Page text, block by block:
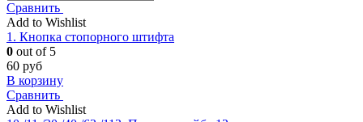
Сравнить
Add to Wishlist
1. Кнопка стопорного штифта
0 out of 5
60 руб
В корзину
Сравнить
Add to Wishlist